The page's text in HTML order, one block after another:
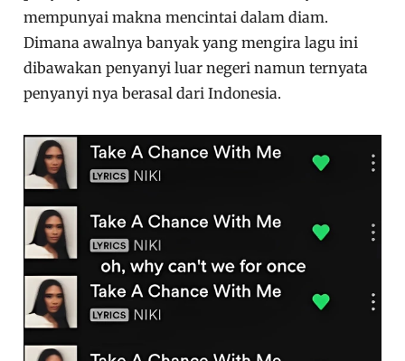
mempunyai makna mencintai dalam diam.
Dimana awalnya banyak yang mengira lagu ini
dibawakan penyanyi luar negeri namun ternyata
penyanyi nya berasal dari Indonesia.